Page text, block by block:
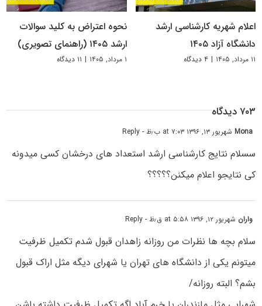
اعلام شهریه کارشناسی ارشد
دانشگاه آزاد ۱۴۰۵
۱۱ مرداد, ۱۴۰۵ | ۴ دیدگاه
نحوه اعتراض به کلید سوالات
ارشد ۱۴۰۵ (راهنمای تصویری)
۱ مرداد, ۱۴۰۵ | ۱۱ دیدگاه
۷۰۳ دیدگاه
Monaشهریور ۱۳, ۱۳۹۶ at ۷:۰۳ ب٫ظ - Reply
سسلام نتایج کارشناسی ارشد استعداد های درخشان کسی میدونه
کی نتایجو اعلام میکنن؟؟؟؟؟
واران شهریور ۱۲, ۱۳۹۶ at ۵:۵۸ ق٫ظ - Reply
سلام بچه ها نظرات من روزانه زاهدان قبول شدم تکمیل ظرفیت
میتونم یکی از دانشگاه های تهران یا شهرای دیگه مثل اراک قبول
بشم؟ البته روزانه/